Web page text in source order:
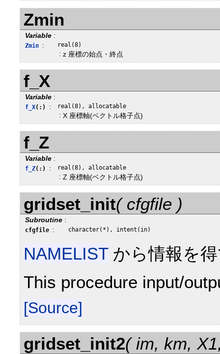
Zmin
Variable :
Zmin : real(8)
: z 座標の始点・終点
f_X
Variable :
f_X(:) : real(8), allocatable
: X 座標軸(ベクトル格子点)
f_Z
Variable :
f_Z(:) : real(8), allocatable
: Z 座標軸(ベクトル格子点)
gridset_init( cfgfile )
Subroutine :
cfgfile : character(*), intent(in)
NAMELISTから情報を
This procedure input/
[Source]
gridset_init2( im, km,